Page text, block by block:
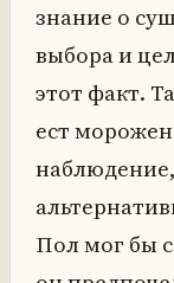
знание о
выбора и
этот факт.
ест
Пол мог бы